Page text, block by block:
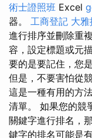
術士證照班 Excel
器。 工商登記 大
進行排序並刪除重
容，設定標題或元
要的是要記住，您
但是，不要害怕從
這是一種有用的方
清單。 如果您的競
關鍵字進行排名，
鍵字的排名可能是